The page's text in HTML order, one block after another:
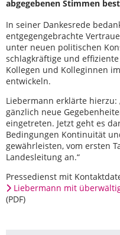
abgegebenen Stimmen
In seiner Dankesrede
entgegengebrachte
unter neuen politischen
schlagkräftige und
Kollegen und Kolleginnen
entwickeln.
Liebermann erklärte hierzu:
gänzlich neue
eingetreten. Jetzt geht es
Bedingungen Kontinuität
gewährleisten, vom ersten
Landesleitung an.“
Pressedienst mit
Liebermann mit
(PDF)